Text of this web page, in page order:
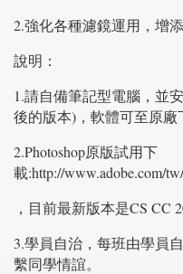
2.強化各種濾鏡運用，增
說明：
1.請自備筆記型電腦，並
後的版本)，軟體可至原廠
2.Photoshop原版試用下
載:http://www.adobe.com/
，目前最新版本是CS CC
3.學員自治，每班由學員
繫同學情誼。